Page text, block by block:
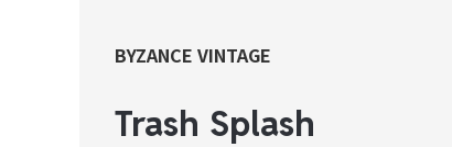
BYZANCE VINTAGE
Trash Splash